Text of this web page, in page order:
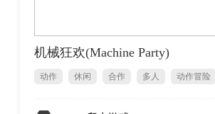
机械狂欢(Machine Party)
动作 休闲 合作 多人 动作冒险